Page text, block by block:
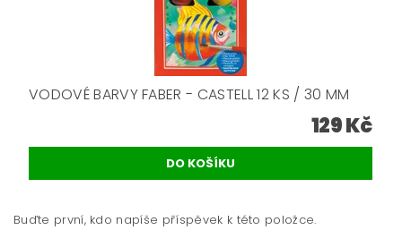
VODOVÉ BARVY FABER - CASTELL 12 KS / 30 MM
129 Kč
Buďte první, kdo napíše příspěvek k této položce.